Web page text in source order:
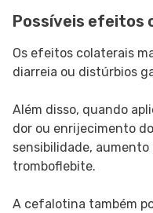
Possíveis efeitos
Os efeitos colaterais
diarreia ou distúrbios
Além disso, quando
dor ou enrijecimento
sensibilidade,
tromboflebite.
A cefalotina também